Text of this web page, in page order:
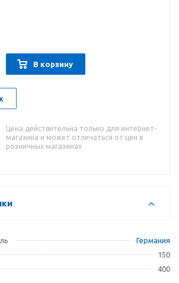
большое количество пыли
В корзину
Цена действительна только для интернет-
магазина и может отличаться от цен в
розничных магазинах
Германия
150
400